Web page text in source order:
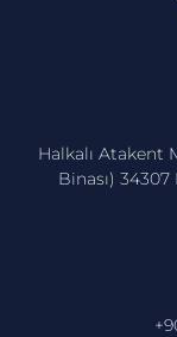
Halkalı Atakent
Binası)